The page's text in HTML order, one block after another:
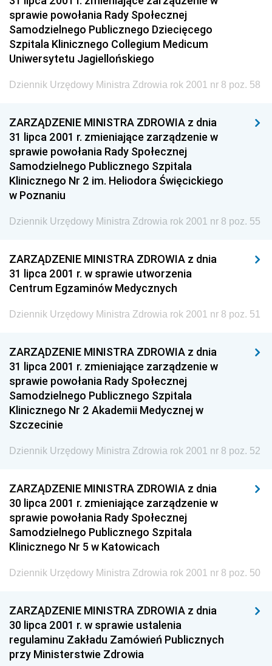
Dziennik Urzędowy Ministra Infrastruktury i Rozwoju
Dziennik Urzędowy Głównego Inspektoratu Ochrony
Środowiska
Dziennik Urzędowy Generalnej Dyrekcji Ochrony
Środowiska
Gospodarki Terenowej i Ochrony Środowiska
Dziennik Urzędowy Ministerstwa Administracji i
Gospodarki Przestrzennej
Dziennik Urzędowy Unii Europejskiej, L
Dziennik Urzędowy Ministerstwa Komunikacji
Chemicznego i Lekkiego
Gospodarki Żywnościowej
Dziennik Urzędowy Ministra Rodziny, Pracy i Polityki
Dziennik Urzędowy Ministra Cyfryzacji
Dziennik Urzędowy Ministra Infrastruktury i
Budownictwa
Dziennik Urzędowy Ministra Gospodarki Morskiej i
Żeglugi Śródlądowej
Dziennik Urzędowy Ministra Energii
Dziennik Urzędowy Ministra Finansów
Dziennik Urzędowy Ministra Rozwoju i Finansów
Dziennik Urzędowy Wyższego Urzędu Górniczego
Dziennik Urzędowy Prezesa Urzędu Transportu
Kolejowego
Dziennik Urzędowy Ministra Przedsiębiorczości i
Dziennik Urzędowy Ministra Inwestycji i Rozwoju
Dziennik Urzędowy Naczelnego Dyrektora Archiwów
Państwowych
Dziennik Urzędowy Ministra Finansów, Inwestycji i
sprawie powołania Rady Społecznej
Samodzielnego Publicznego Dziecięcego
Szpitala Klinicznego Collegium Medicum
Uniwersytetu Jagiellońskiego
Dziennik Urzędowy Ministra Zdrowia rok 2001 nr 8 poz. 58
ZARZĄDZENIE MINISTRA ZDROWIA z dnia
31 lipca 2001 r. zmieniające zarządzenie w
sprawie powołania Rady Społecznej
Samodzielnego Publicznego Szpitala
Klinicznego Nr 2 im. Heliodora Święcickiego
w Poznaniu
Dziennik Urzędowy Ministra Zdrowia rok 2001 nr 8 poz. 55
ZARZĄDZENIE MINISTRA ZDROWIA z dnia
31 lipca 2001 r. w sprawie utworzenia
Centrum Egzaminów Medycznych
Dziennik Urzędowy Ministra Zdrowia rok 2001 nr 8 poz. 51
ZARZĄDZENIE MINISTRA ZDROWIA z dnia
31 lipca 2001 r. zmieniające zarządzenie w
sprawie powołania Rady Społecznej
Samodzielnego Publicznego Szpitala
Klinicznego Nr 2 Akademii Medycznej w
Szczecinie
Dziennik Urzędowy Ministra Zdrowia rok 2001 nr 8 poz. 52
ZARZĄDZENIE MINISTRA ZDROWIA z dnia
30 lipca 2001 r. zmieniające zarządzenie w
sprawie powołania Rady Społecznej
Samodzielnego Publicznego Szpitala
Klinicznego Nr 5 w Katowicach
Dziennik Urzędowy Ministra Zdrowia rok 2001 nr 8 poz. 50
ZARZĄDZENIE MINISTRA ZDROWIA z dnia
30 lipca 2001 r. w sprawie ustalenia
regulaminu Zakładu Zamówień Publicznych
przy Ministerstwie Zdrowia